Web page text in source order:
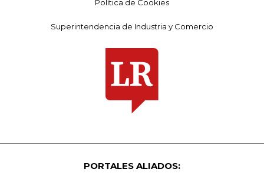
Política de Cookies
Superintendencia de Industria y Comercio
PORTALES ALIADOS: